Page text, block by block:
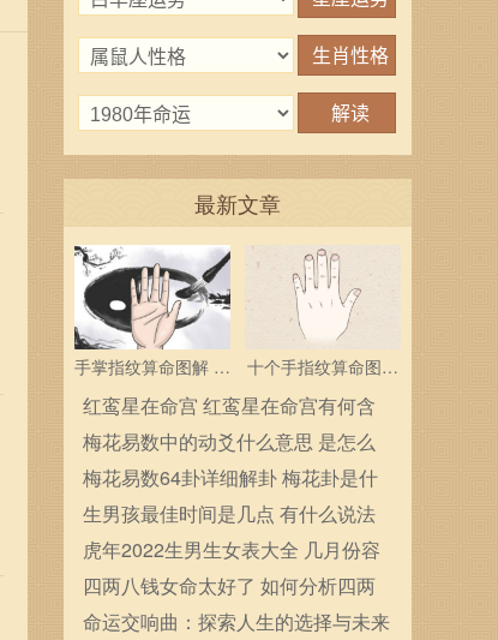
最新文章
手掌指纹算命图解 三
个斗多为中层领导
十个手指纹算命图解
分析指纹算命是什么
红鸾星在命宫 红鸾星在命宫有何含
义
梅花易数中的动爻什么意思 是怎么
确定的
梅花易数64卦详细解卦 梅花卦是什
么
生男孩最佳时间是几点 有什么说法
虎年2022生男生女表大全 几月份容
易生男宝宝
四两八钱女命太好了 如何分析四两
八钱女命
命运交响曲：探索人生的选择与未来